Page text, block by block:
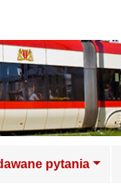
pytania